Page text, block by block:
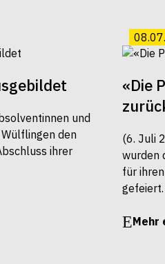
und
den
ihrer
«Die
(6. Juli
wurden
für
gefeiert.
Mehr